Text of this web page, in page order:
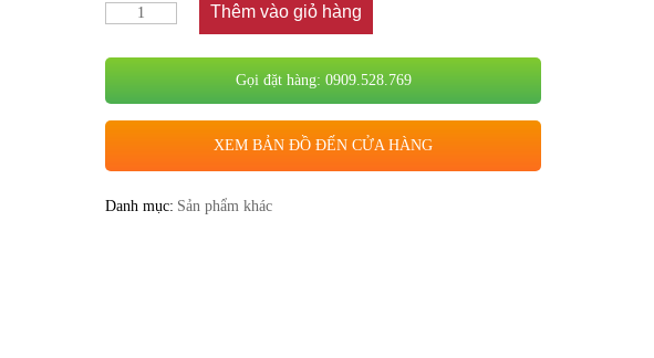
Thêm vào giỏ hàng
Gọi đặt hàng: 0909.528.769
XEM BẢN ĐỒ ĐẾN CỬA HÀNG
Danh mục: Sản phẩm khác